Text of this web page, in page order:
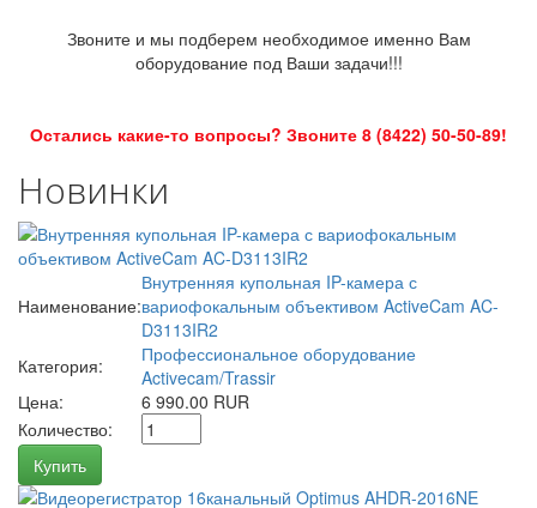
Звоните и мы подберем необходимое именно Вам
оборудование под Ваши задачи!!!
Остались какие-то вопросы? Звоните 8 (8422) 50-50-89!
Новинки
Наименование:
Внутренняя купольная IP-камера с
вариофокальным объективом ActiveCam AC-
D3113IR2
Категория:
Профессиональное оборудование
Activecam/Trassir
Цена:
6 990.00 RUR
Количество:
Купить